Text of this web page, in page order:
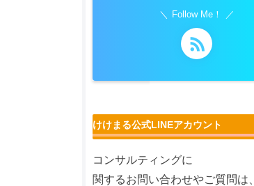
Follow Me！
けけまる公式LINEアカウント
コンサルティングに
関するお問い合わせやご質問は、